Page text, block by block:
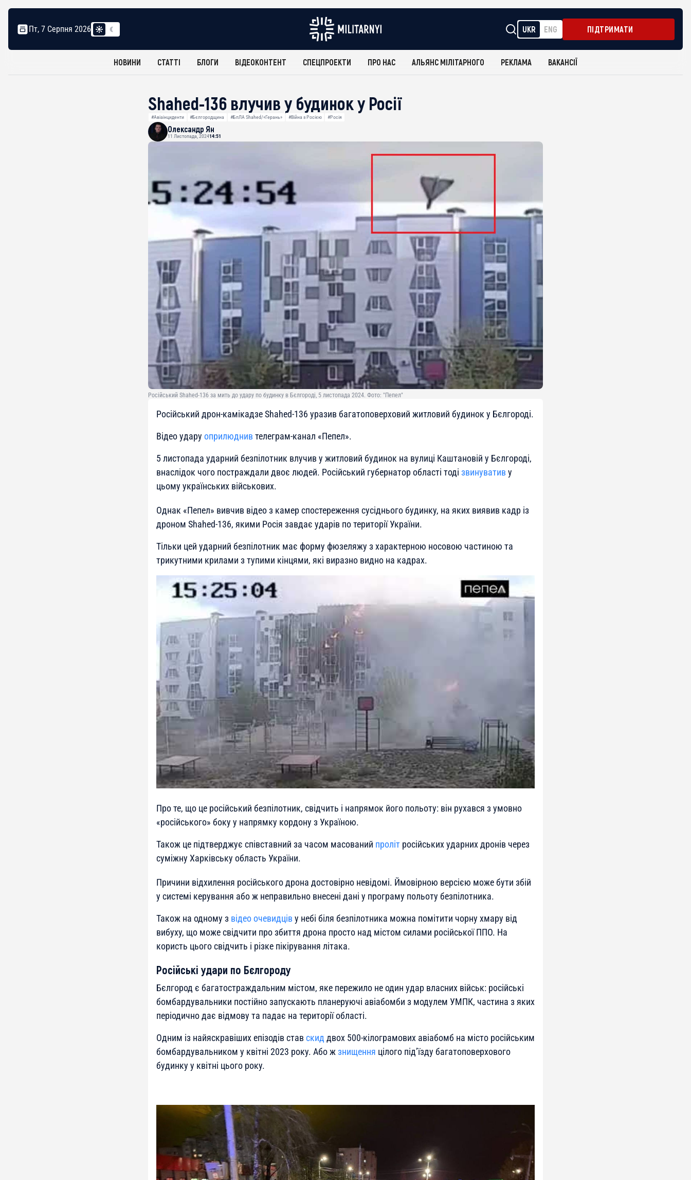
Пт, 7 Серпня 2026 UKR ENG ПІДТРИМАТИ
НОВИНИ СТАТТІ БЛОГИ ВІДЕОКОНТЕНТ СПЕЦПРОЕКТИ ПРО НАС АЛЬЯНС МІЛІТАРНОГО РЕКЛАМА ВАКАНСІЇ
Shahed-136 влучив у будинок у Росії
#Авіаінциденти #Бєлгородщина #БпЛА Shahed/«Герань» #Війна з Росією #Росія
Олександр Ян
11 Листопада, 202414:51
Російський Shahed-136 за мить до удару по будинку в Бєлгороді, 5 листопада 2024. Фото: "Пепел"
Російський дрон-камікадзе Shahed-136 уразив багатоповерховий житловий будинок у Бєлгороді.
Відео удару оприлюднив телеграм-канал «Пепел».
5 листопада ударний безпілотник влучив у житловий будинок на вулиці Каштановій у Бєлгороді,
внаслідок чого постраждали двоє людей. Російський губернатор області тоді звинуватив у
цьому українських військових.
Однак «Пепел» вивчив відео з камер спостереження сусіднього будинку, на яких виявив кадр із
дроном Shahed-136, якими Росія завдає ударів по території України.
Тільки цей ударний безпілотник має форму фюзеляжу з характерною носовою частиною та
трикутними крилами з тупими кінцями, які виразно видно на кадрах.
Про те, що це російський безпілотник, свідчить і напрямок його польоту: він рухався з умовно
«російського» боку у напрямку кордону з Україною.
Також це підтверджує співставний за часом масований проліт російських ударних дронів через
суміжну Харківську область України.
Причини відхилення російського дрона достовірно невідомі. Ймовірною версією може бути збій
у системі керування або ж неправильно внесені дані у програму польоту безпілотника.
Також на одному з відео очевидців у небі біля безпілотника можна помітити чорну хмару від
вибуху, що може свідчити про збиття дрона просто над містом силами російської ППО. На
користь цього свідчить і різке пікірування літака.
Російські удари по Бєлгороду
Бєлгород є багатостраждальним містом, яке пережило не один удар власних військ: російські
бомбардувальники постійно запускають планеруючі авіабомби з модулем УМПК, частина з яких
періодично дає відмову та падає на території області.
Одним із найяскравіших епізодів став скид двох 500-кілограмових авіабомб на місто російським
бомбардувальником у квітні 2023 року. Або жзнищення цілого під’їзду багатоповерхового
будинку у квітні цього року.